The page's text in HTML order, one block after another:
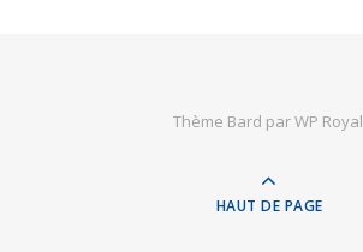
Thème Bard parWP Royal
HAUT DE PAGE